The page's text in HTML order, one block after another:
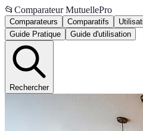
📂 Comparateur MutuellePro
Comparateurs Comparatifs
Guide Pratique
Guide d'utilisation
Rechercher